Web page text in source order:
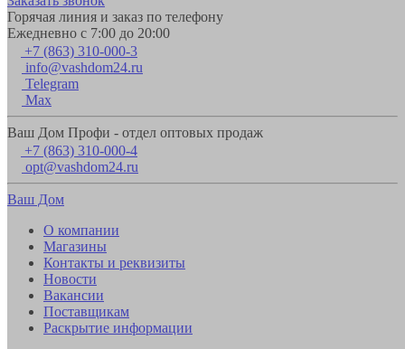
Горячая линия и заказ по телефону
Ежедневно с 7:00 до 20:00
+7 (863) 310-000-3
info@vashdom24.ru
Telegram
Max
Ваш Дом Профи - отдел оптовых продаж
+7 (863) 310-000-4
opt@vashdom24.ru
Ваш Дом
О компании
Магазины
Контакты и реквизиты
Новости
Вакансии
Поставщикам
Раскрытие информации